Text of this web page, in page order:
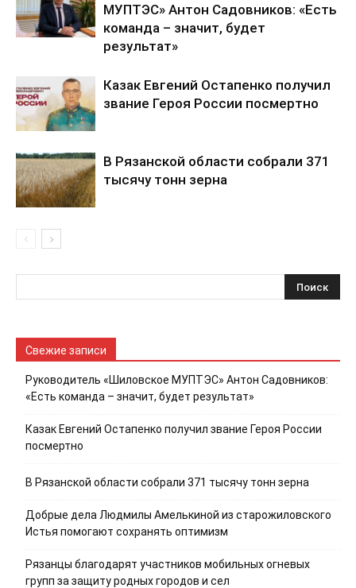
МУПТЭС» Антон Садовников: «Есть
команда – значит, будет
результат»
Казак Евгений Остапенко получил
звание Героя России посмертно
В Рязанской области собрали 371
тысячу тонн зерна
Свежие записи
Руководитель «Шиловское МУПТЭС» Антон Садовников:
«Есть команда – значит, будет результат»
Казак Евгений Остапенко получил звание Героя России
посмертно
В Рязанской области собрали 371 тысячу тонн зерна
Добрые дела Людмилы Амелькиной из старожиловского
Истья помогают сохранять оптимизм
Рязанцы благодарят участников мобильных огневых
групп за защиту родных городов и сел